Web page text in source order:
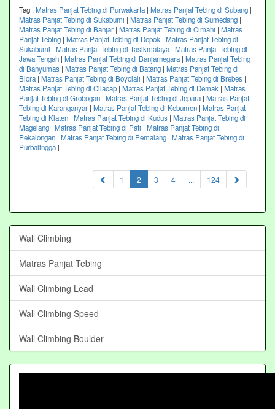
Tag :Matras Panjat Tebing di Purwakarta| Matras Panjat Tebing di Subang |
Matras Panjat Tebing di Sukabumi | Matras Panjat Tebing di Sumedang |
Matras Panjat Tebing di Banjar | Matras Panjat Tebing di Cimahi | Matras
Panjat Tebing | Matras Panjat Tebing di Depok | Matras Panjat Tebing di
Sukabumi | Matras Panjat Tebing di Tasikmalaya| Matras Panjat Tebing di
Jawa Tengah | Matras Panjat Tebing di Banjarnegara| Matras Panjat Tebing
di Banyumas | Matras Panjat Tebing di Batang | Matras Panjat Tebing di
Blora| Matras Panjat Tebing di Boyolali | Matras Panjat Tebing di Brebes |
Matras Panjat Tebing di Cilacap | Matras Panjat Tebing di Demak | Matras
Panjat Tebing di Grobogan | Matras Panjat Tebing di Jepara| Matras Panjat
Tebing di Karanganyar | Matras Panjat Tebing di Kebumen | Matras Panjat
Tebing di Klaten | Matras Panjat Tebing di Kudus | Matras Panjat Tebing di
Magelang | Matras Panjat Tebing di Pati | Matras Panjat Tebing di
Pekalongan | Matras Panjat Tebing di Pemalang | Matras Panjat Tebing di
Purbalingga|
1 2 (current)
3 4 ... 124
Wall Climbing
Matras Panjat Tebing
Wall Climbing Lead
Wall Climbing Speed
Wall Climbing Boulder